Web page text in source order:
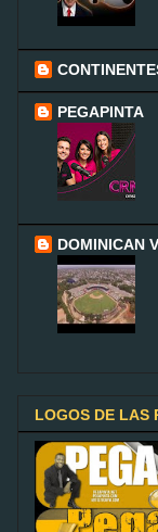
PEGAPINTA
DOMINICAN
LOGOS DE LAS